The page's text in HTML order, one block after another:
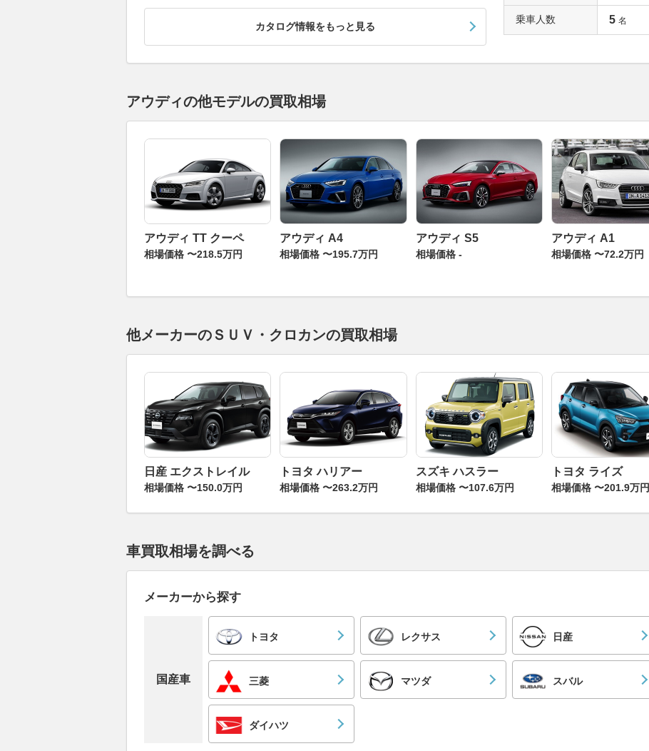
カタログ情報をもっと見る
乗車人数 5 名
アウディの他モデルの買取相場
アウディ TT クーペ
相場価格 〜218.5万円
アウディ A4
相場価格 〜195.7万円
アウディ S5
相場価格 -
アウディ A1
相場価格 〜72.2万円
他メーカーのＳＵＶ・クロカンの買取相場
日産 エクストレイル
相場価格 〜150.0万円
トヨタ ハリアー
相場価格 〜263.2万円
スズキ ハスラー
相場価格 〜107.6万円
トヨタ ライズ
相場価格 〜201.9万円
車買取相場を調べる
メーカーから探す
国産車
トヨタ レクサス 日産
三菱 マツダ スバル
ダイハツ